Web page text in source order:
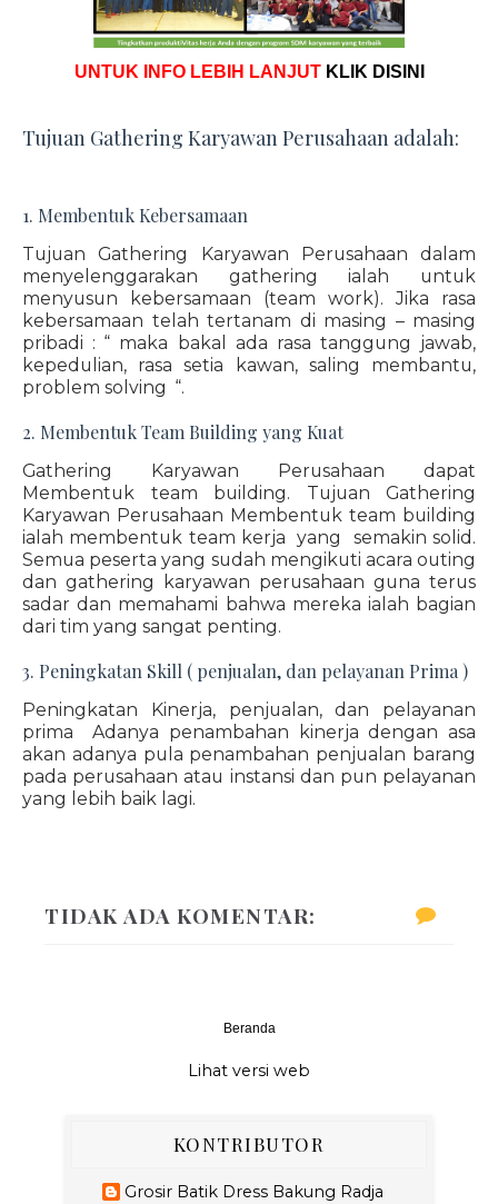
UNTUK INFO LEBIH LANJUT KLIK DISINI
Tujuan Gathering Karyawan Perusahaan adalah:
1. Membentuk Kebersamaan
Tujuan Gathering Karyawan Perusahaan dalam
menyelenggarakan gathering ialah untuk
menyusun kebersamaan (team work). Jika rasa
kebersamaan telah tertanam di masing – masing
pribadi : “ maka bakal ada rasa tanggung jawab,
kepedulian, rasa setia kawan, saling membantu,
problem solving “.
2. Membentuk Team Building yang Kuat
Gathering Karyawan Perusahaan dapat
Membentuk team building. Tujuan Gathering
Karyawan Perusahaan Membentuk team building
ialah membentuk team kerja yang semakin solid.
Semua peserta yang sudah mengikuti acara outing
dan gathering karyawan perusahaan guna terus
sadar dan memahami bahwa mereka ialah bagian
dari tim yang sangat penting.
3. Peningkatan Skill ( penjualan, dan pelayanan Prima )
Peningkatan Kinerja, penjualan, dan pelayanan
prima Adanya penambahan kinerja dengan asa
akan adanya pula penambahan penjualan barang
pada perusahaan atau instansi dan pun pelayanan
yang lebih baik lagi.
TIDAK ADA KOMENTAR:
Beranda
Lihat versi web
KONTRIBUTOR
Grosir Batik Dress Bakung Radja